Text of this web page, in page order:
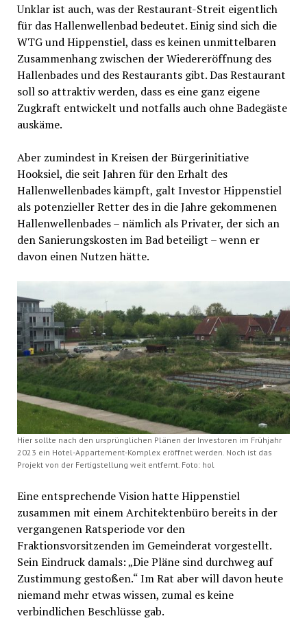
Unklar ist auch, was der Restaurant-Streit eigentlich
für das Hallenwellenbad bedeutet. Einig sind sich die
WTG und Hippenstiel, dass es keinen unmittelbaren
Zusammenhang zwischen der Wiedereröffnung des
Hallenbades und des Restaurants gibt. Das Restaurant
soll so attraktiv werden, dass es eine ganz eigene
Zugkraft entwickelt und notfalls auch ohne Badegäste
auskäme.
Aber zumindest in Kreisen der Bürgerinitiative
Hooksiel, die seit Jahren für den Erhalt des
Hallenwellenbades kämpft, galt Investor Hippenstiel
als potenzieller Retter des in die Jahre gekommenen
Hallenwellenbades – nämlich als Privater, der sich an
den Sanierungskosten im Bad beteiligt – wenn er
davon einen Nutzen hätte.
Hier sollte nach den ursprünglichen Plänen der Investoren im Frühjahr
2023 ein Hotel-Appartement-Komplex eröffnet werden. Noch ist das
Projekt von der Fertigstellung weit entfernt. Foto: hol
Eine entsprechende Vision hatte Hippenstiel
zusammen mit einem Architektenbüro bereits in der
vergangenen Ratsperiode vor den
Fraktionsvorsitzenden im Gemeinderat vorgestellt.
Sein Eindruck damals: „Die Pläne sind durchweg auf
Zustimmung gestoßen.“ Im Rat aber will davon heute
niemand mehr etwas wissen, zumal es keine
verbindlichen Beschlüsse gab.